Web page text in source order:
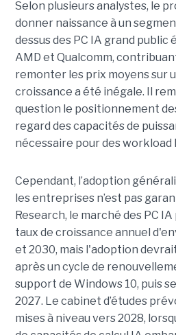
Selon plusieurs analystes, le
donner naissance à un
dessus des PC IA grand public
AMD et Qualcomm,
remonter les prix moyens sur
croissance a été inégale. Il
question le positionnement
regard des capacités de
nécessaire pour des workload
Cependant, l’adoption
les entreprises n’est pas
Research, le marché des PC
taux de croissance annuel
et 2030, mais l'adoption
après un cycle de
support de Windows 10, puis
2027. Le cabinet d’études
mises à niveau vers 2028,